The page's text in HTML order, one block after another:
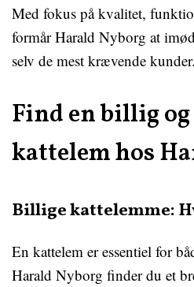
Med fokus på kvalitet,
formår Harald Nyborg at
selv de mest krævende kunder.
Find en billig
kattelem hos
Billige kattelemme:
En kattelem er essentiel for
Harald Nyborg finder du et